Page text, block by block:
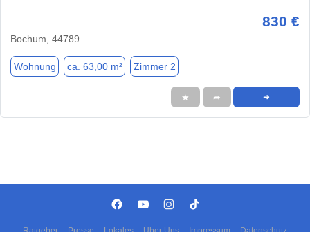
830 €
Bochum, 44789
Wohnung ca. 63,00 m² Zimmer 2
★ ➦ ➜